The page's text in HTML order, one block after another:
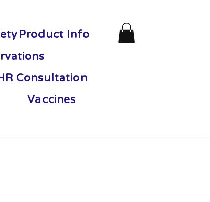
Product Info
Consultation
Vaccines